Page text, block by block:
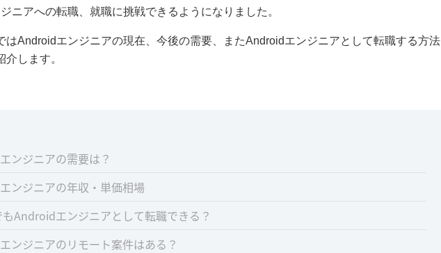
ニアへの転職、就職に挑戦できるようになりました。
はAndroidエンジニアの現在、今後の需要、またAndroidエンジニアとして転職する方法
介します。
ンジニアの需要は？
ンジニアの年収・単価相場
Androidエンジニアとして転職できる？
ンジニアのリモート案件はある？